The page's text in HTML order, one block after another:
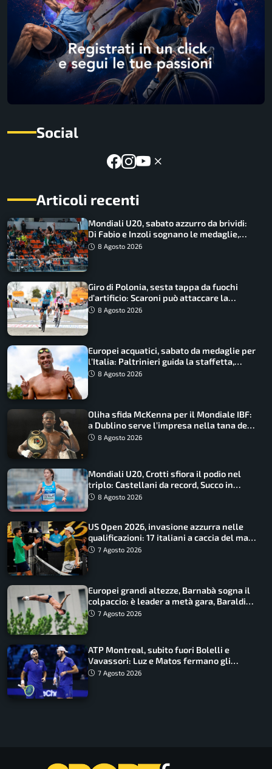
Social
Articoli recenti
Mondiali U20, sabato azzurro da brividi:
Di Fabio e Inzoli sognano le medaglie,
Castellani e Succo in finale
8 Agosto 2026
Giro di Polonia, sesta tappa da fuochi
d’artificio: Scaroni può attaccare la
maglia di Lemmen
8 Agosto 2026
Europei acquatici, sabato da medaglie per
l’Italia: Paltrinieri guida la staffetta,
Barnabà sogna l’oro dalle grandi altezze
8 Agosto 2026
Oliha sfida McKenna per il Mondiale IBF:
a Dublino serve l’impresa nella tana del
lupo8 Agosto 2026
Mondiali U20, Crotti sfiora il podio nel
triplo: Castellani da record, Succo in
finale
8 Agosto 2026
US Open 2026, invasione azzurra nelle
qualificazioni: 17 italiani a caccia del main
draw7 Agosto 2026
Europei grandi altezze, Barnabà sogna il
colpaccio: è leader a metà gara, Baraldi
ancora in corsa
7 Agosto 2026
ATP Montreal, subito fuori Bolelli e
Vavassori: Luz e Matos fermano gli
azzurri
7 Agosto 2026